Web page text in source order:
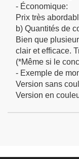
- Économique:
Prix très
b) Quantités de
Bien que
clair et efficace.
(*Même si le
- Exemple de
Version sans
Version en